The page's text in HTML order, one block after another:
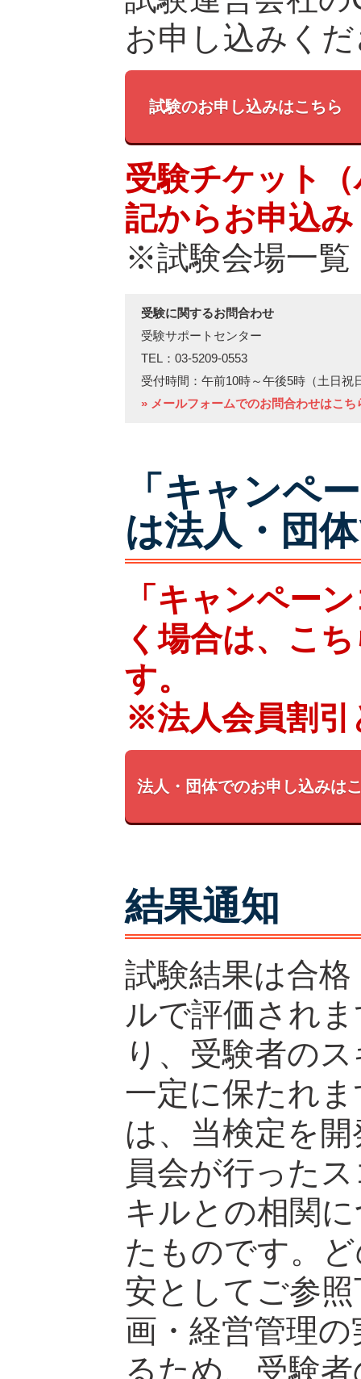
お申し込みく
試験のお申し込みはこちら
受験チケット
記からお申込
※試験会場一覧
受験に関するお問合わせ
受験サポートセンター
TEL：03-5209-0553
受付時間：午前10時～午後5時（土日祝
» メールフォームでのお問合わせはこち
「キャンペ
は法人・団
「キャンペー
く場合は、こ
す。
※法人会員割引
法人・団体でのお申し込みは
結果通知
試験結果は合
ルで評価され
り、受験者の
一定に保たれ
は、当検定を
員会が行った
キルとの相関
たものです。
安としてご参
画・経営管理
るため、受験